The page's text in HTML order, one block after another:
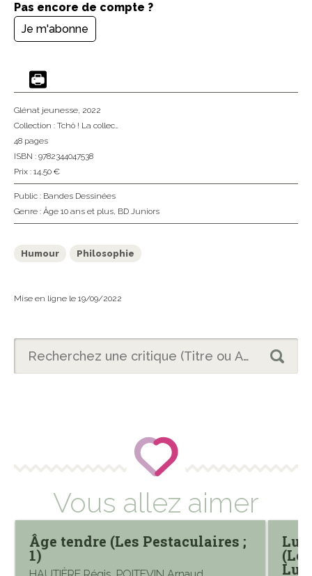
Pas encore de compte ?
Je m'abonne
Glénat jeunesse, 2022
Collection : Tchô ! La collec…
48 pages
ISBN : 9782344047538
Prix : 14,50 €
Public : Bandes Dessinées
Genre : Âge 10 ans et plus, BD Juniors
Humour Philosophie
Mise en ligne le 19/09/2022
Vous allez aimer
Âge tendre (Les Pestaculaires ;
1)